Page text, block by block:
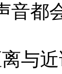
音都
与